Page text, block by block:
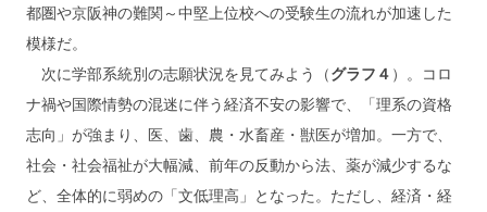
都圏や京阪神の難関～中堅上位校への受験生の流れが加速した
模様だ。
次に学部系統別の志願状況を見てみよう（グラフ４ ）。コロ
ナ禍や国際情勢の混迷に伴う経済不安の影響で、「理系の資格
志向」が強まり、医、歯、農・水畜産・獣医が増加。一方で、
社会・社会福祉が大幅減、前年の反動から法、薬が減少するな
ど、全体的に弱めの「文低理高」となった。ただし、経済・経